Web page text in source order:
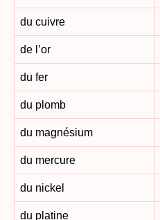
du cuivre
de l’or
du fer
du plomb
du magnésium
du mercure
du nickel
du platine